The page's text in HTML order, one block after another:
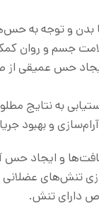
بدن و توجه به
جسم و روان
حس عمیقی از
به نتایج
و بهبود